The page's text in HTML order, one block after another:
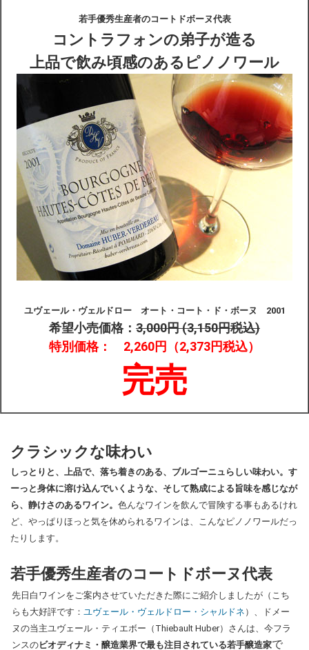
配送・送料
お支払
メルマガ登録
ワイン検索
生まれ年のワイン【プラチナワイン】
【ワインセラーショップ】
お電話 （03-5913-8046）
若手優秀生産者のコートドボーヌ代表
コントラフォンの弟子が造る
上品で飲み頃感のあるピノノワール
ユヴェール・ヴェルドロー オート・コート・ド・ボーヌ 2001
希望小売価格： 3,000円 (3,150円税込)
特別価格：
2,260円（2,373円税込）
完売
クラシックな味わい
しっとりと、上品で、落ち着きのある、ブルゴーニュらしい味わい。す
ーっと身体に溶け込んでいくような、そして熟成による旨味を感じなが
ら、静けさのあるワイン。 色んなワインを飲んで冒険する事もあるけれ
ど、やっぱりほっと気を休められるワインは、こんなピノノワールだっ
たりします。
若手優秀生産者のコートドボーヌ代表
先日白ワインをご案内させていただきた際にご紹介しましたが（こち
らも大好評です： ユヴェール・ヴェルドロー・シャルドネ ）、ドメー
ヌの当主ユヴェール・ティエボー（Thiebault Huber）さんは、今フラ
ンスのビオディナミ・醸造業界で最も注目されている若手醸造家で